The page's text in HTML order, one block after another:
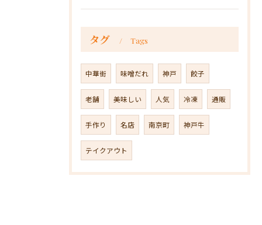
タグ Tags
中華街 味噌だれ 神戸 餃子
老舗 美味しい 人気 冷凍 通販
手作り 名店 南京町 神戸牛
テイクアウト